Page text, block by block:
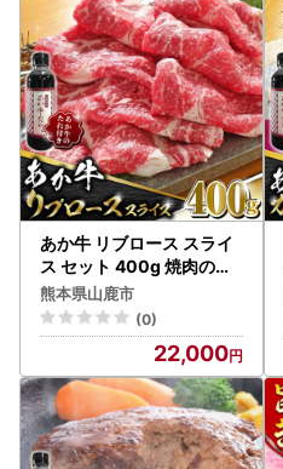
あか牛 リブロース スライ
ス セット 400g 焼肉の【
有限会社 三協畜産】 九州
産 国産 赤身[ZEB037]
熊本県山鹿市
(0)
22,000